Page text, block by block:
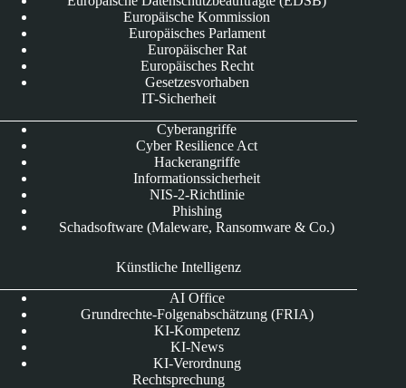
Europäische Kommission
Europäisches Parlament
Europäischer Rat
Europäisches Recht
Gesetzesvorhaben
IT-Sicherheit
Cyberangriffe
Cyber Resilience Act
Hackerangriffe
Informationssicherheit
NIS-2-Richtlinie
Phishing
Schadsoftware (Maleware, Ransomware & Co.)
Künstliche Intelligenz
AI Office
Grundrechte-Folgenabschätzung (FRIA)
KI-Kompetenz
KI-News
KI-Verordnung
Rechtsprechung